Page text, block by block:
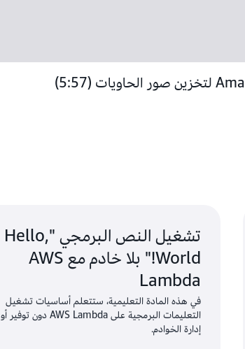
تشغيل النص البرمجي "Hello,
World!" بلا خادم مع AWS
Lambda
في هذه المادة التعليمية، ستتعلم أساسيات تشغيل
التعليمات البرمجية على AWS Lambda دون توفير أو
إدارة الخوادم.